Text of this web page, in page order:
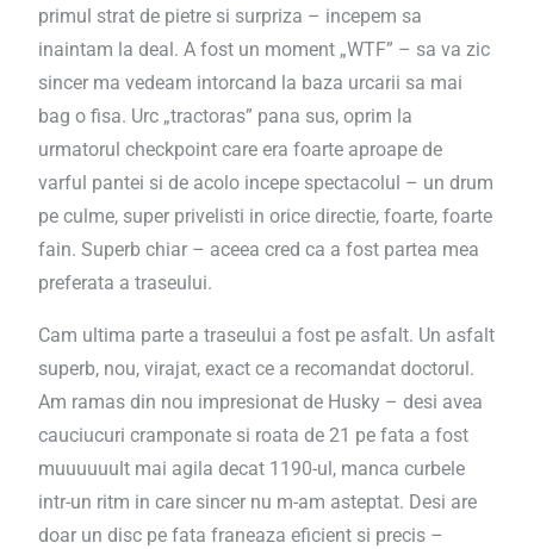
primul strat de pietre si surpriza – incepem sa
inaintam la deal. A fost un moment „WTF” – sa va zic
sincer ma vedeam intorcand la baza urcarii sa mai
bag o fisa. Urc „tractoras” pana sus, oprim la
urmatorul checkpoint care era foarte aproape de
varful pantei si de acolo incepe spectacolul – un drum
pe culme, super privelisti in orice directie, foarte, foarte
fain. Superb chiar – aceea cred ca a fost partea mea
preferata a traseului.
Cam ultima parte a traseului a fost pe asfalt. Un asfalt
superb, nou, virajat, exact ce a recomandat doctorul.
Am ramas din nou impresionat de Husky – desi avea
cauciucuri cramponate si roata de 21 pe fata a fost
muuuuuult mai agila decat 1190-ul, manca curbele
intr-un ritm in care sincer nu m-am asteptat. Desi are
doar un disc pe fata franeaza eficient si precis –